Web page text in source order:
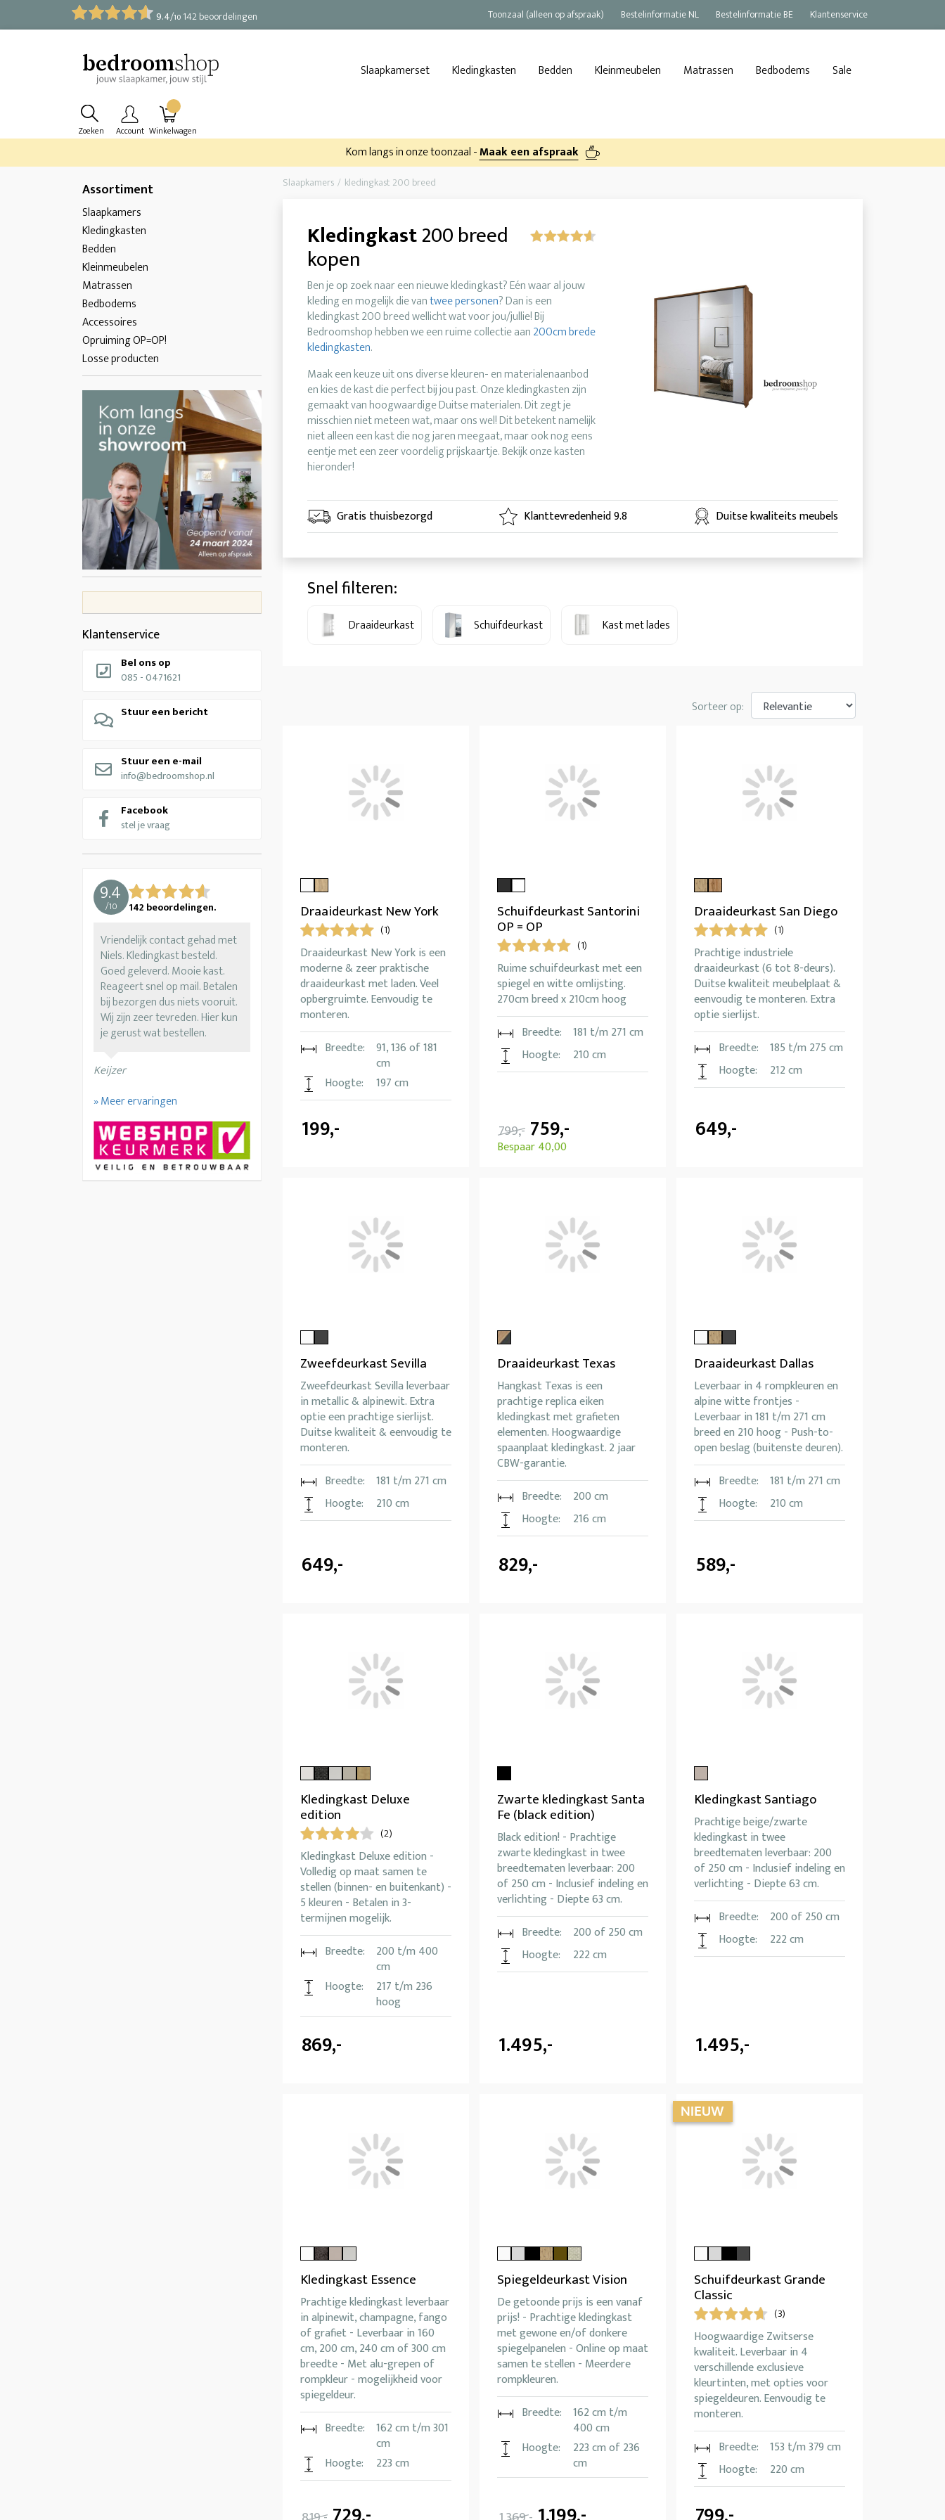
9.4/10 142 beoordelingen Toonzaal (alleen op afspraak) Bestelinformatie NL Bestelinformatie BE Klantenservice
Slaapkamerset Kledingkasten Bedden Kleinmeubelen Matrassen Bedbodems Sale
Zoeken Account Winkelwagen
Kom langs in onze toonzaal -Maak een afspraak
Assortiment
Slaapkamers
Kledingkasten
Bedden
Kleinmeubelen
Matrassen
Bedbodems
Accessoires
Opruiming OP=OP!
Losse producten
Klantenservice
Bel ons op
085 - 0471621
Stuur een bericht
Stuur een e-mail
info@bedroomshop.nl
Facebook
stel je vraag
9.4
/10 142 beoordelingen.
Vriendelijk contact gehad met
Niels. Kledingkast besteld.
Goed geleverd. Mooie kast.
Reageert snel op mail. Betalen
bij bezorgen dus niets vooruit.
Wij zijn zeer tevreden. Hier kun
je gerust wat bestellen.
Keijzer
» Meer ervaringen
Slaapkamers kledingkast 200 breed
Kledingkast200 breed
kopen
Ben je op zoek naar een nieuwe kledingkast? Eén waar al jouw
kleding en mogelijk die vantwee personen? Dan is een
kledingkast 200 breed wellicht wat voor jou/jullie! Bij
Bedroomshop hebben we een ruime collectie aan200cm brede
kledingkasten.
Maak een keuze uit ons diverse kleuren- en materialenaanbod
en kies de kast die perfect bij jou past. Onze kledingkasten zijn
gemaakt van hoogwaardige Duitse materialen. Dit zegt je
misschien niet meteen wat, maar ons wel! Dit betekent namelijk
niet alleen een kast die nog jaren meegaat, maar ook nog eens
eentje met een zeer voordelig prijskaartje. Bekijk onze kasten
hieronder!
Gratis thuisbezorgd Klanttevredenheid 9.8 Duitse kwaliteits meubels
Snel filteren:
Draaideurkast Schuifdeurkast Kast met lades
Sorteer op:
Draaideurkast New York
(1)
Draaideurkast New York is een
moderne & zeer praktische
draaideurkast met laden. Veel
opbergruimte. Eenvoudig te
monteren.
Breedte:
91, 136 of 181
cm
Hoogte:
197 cm
199,-
Schuifdeurkast Santorini
OP = OP
(1)
Ruime schuifdeurkast met een
spiegel en witte omlijsting.
270cm breed x 210cm hoog
Breedte:
181 t/m 271 cm
Hoogte:
210 cm
799,- 759,-
Bespaar 40,00
Draaideurkast San Diego
(1)
Prachtige industriele
draaideurkast (6 tot 8-deurs).
Duitse kwaliteit meubelplaat &
eenvoudig te monteren. Extra
optie sierlijst.
Breedte:
185 t/m 275 cm
Hoogte:
212 cm
649,-
Zweefdeurkast Sevilla
Zweefdeurkast Sevilla leverbaar
in metallic & alpinewit. Extra
optie een prachtige sierlijst.
Duitse kwaliteit & eenvoudig te
monteren.
Breedte:
181 t/m 271 cm
Hoogte:
210 cm
649,-
Draaideurkast Texas
Hangkast Texas is een
prachtige replica eiken
kledingkast met grafieten
elementen. Hoogwaardige
spaanplaat kledingkast. 2 jaar
CBW-garantie.
Breedte:
200 cm
Hoogte:
216 cm
829,-
Draaideurkast Dallas
Leverbaar in 4 rompkleuren en
alpine witte frontjes -
Leverbaar in 181 t/m 271 cm
breed en 210 hoog - Push-to-
open beslag (buitenste deuren).
Breedte:
181 t/m 271 cm
Hoogte:
210 cm
589,-
Kledingkast Deluxe
edition
(2)
Kledingkast Deluxe edition -
Volledig op maat samen te
stellen (binnen- en buitenkant) -
5 kleuren - Betalen in 3-
termijnen mogelijk.
Breedte:
200 t/m 400
cm
Hoogte:
217 t/m 236
hoog
869,-
Zwarte kledingkast Santa
Fe (black edition)
Black edition! - Prachtige
zwarte kledingkast in twee
breedtematen leverbaar: 200
of 250 cm - Inclusief indeling en
verlichting - Diepte 63 cm.
Breedte:
200 of 250 cm
Hoogte:
222 cm
1.495,-
Kledingkast Santiago
Prachtige beige/zwarte
kledingkast in twee
breedtematen leverbaar: 200
of 250 cm - Inclusief indeling en
verlichting - Diepte 63 cm.
Breedte:
200 of 250 cm
Hoogte:
222 cm
1.495,-
Kledingkast Essence
Prachtige kledingkast leverbaar
in alpinewit, champagne, fango
of grafiet - Leverbaar in 160
cm, 200 cm, 240 cm of 300 cm
breedte - Met alu-grepen of
rompkleur - mogelijkheid voor
spiegeldeur.
Breedte:
162 cm t/m 301
cm
Hoogte:
223 cm
Spiegeldeurkast Vision
De getoonde prijs is een vanaf
prijs! - Prachtige kledingkast
met gewone en/of donkere
spiegelpanelen - Online op maat
samen te stellen - Meerdere
rompkleuren.
Breedte:
162 cm t/m
400 cm
Hoogte:
223 cm of 236
cm
Schuifdeurkast Grande
Classic
(3)
Hoogwaardige Zwitserse
kwaliteit. Leverbaar in 4
verschillende exclusieve
kleurtinten, met opties voor
spiegeldeuren. Eenvoudig te
monteren.
Breedte:
153 t/m 379 cm
Hoogte:
220 cm